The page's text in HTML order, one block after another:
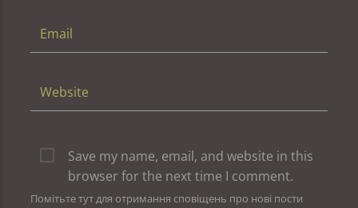
Save my name, email, and website in this
browser for the next time I comment.
Помітьте тут для отримання сповіщень про нові пости